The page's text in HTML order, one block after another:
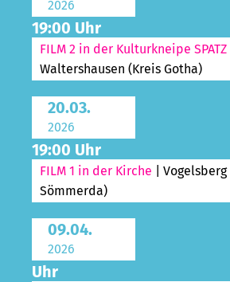
2026
19:00 Uhr
FILM 2 in der Kulturkneipe SPATZ
Waltershausen (Kreis Gotha)
20.03.
2026
19:00 Uhr
FILM 1 in der Kirche |
Sömmerda)
09.04.
2026
Uhr